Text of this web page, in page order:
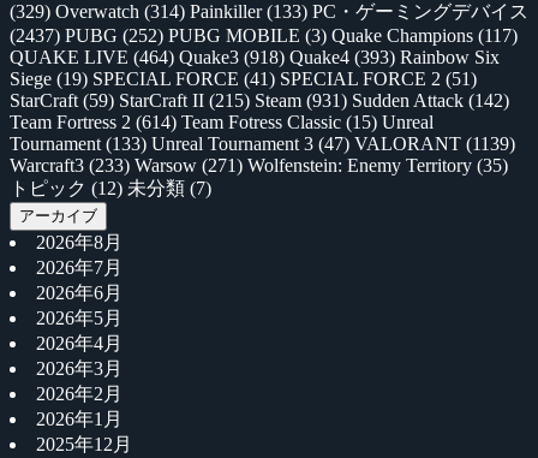
(329) Overwatch (314) Painkiller(133) PC・ゲーミングデバイス
(2437) PUBG (252) PUBG MOBILE (3) Quake Champions (117)
QUAKE LIVE (464) Quake3 (918) Quake4 (393) Rainbow Six
Siege (19) SPECIAL FORCE (41) SPECIAL FORCE 2 (51)
StarCraft (59) StarCraft II (215) Steam (931) Sudden Attack (142)
Team Fortress 2 (614) Team Fotress Classic (15) Unreal
Tournament (133) Unreal Tournament 3 (47) VALORANT (1139)
Warcraft3 (233) Warsow (271) Wolfenstein: Enemy Territory (35)
トピック (12) 未分類 (7)
アーカイブ
2026年8月
2026年7月
2026年6月
2026年5月
2026年4月
2026年3月
2026年2月
2026年1月
2025年12月